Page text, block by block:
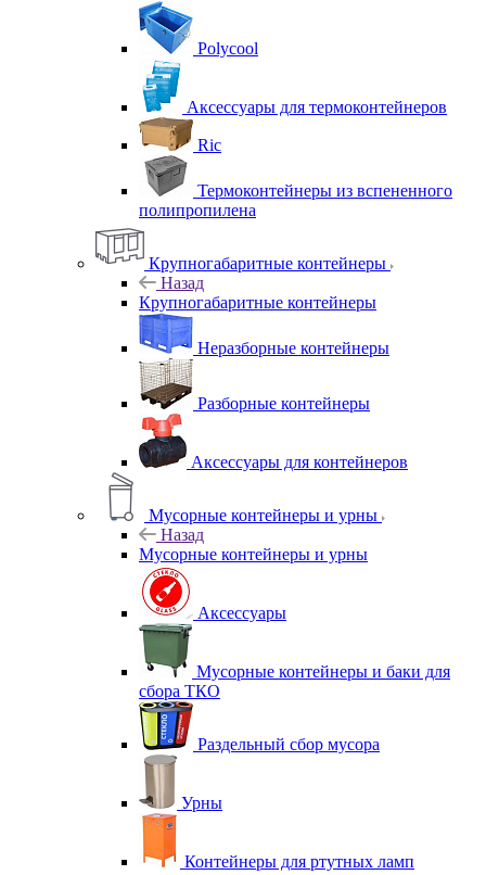
Polycool
Аксессуары для термоконтейнеров
Ric
Термоконтейнеры из вспененного
полипропилена
Крупногабаритные контейнеры
Назад
Крупногабаритные контейнеры
Неразборные контейнеры
Разборные контейнеры
Аксессуары для контейнеров
Мусорные контейнеры и урны
Назад
Мусорные контейнеры и урны
Аксессуары
Мусорные контейнеры и баки для
сбора ТКО
Раздельный сбор мусора
Урны
Контейнеры для ртутных ламп